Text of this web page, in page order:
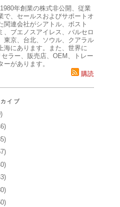
年創業の株式非公開、従業
で、セールスおよびサポートオ
関連会社がシアトル、ボスト
、ブエノスアイレス、バルセロ
東京、台北、ソウル、クアラル
海にあります。また、世界に
ラー、販売店、OEM、トレー
ーがあります。
購読
イブ